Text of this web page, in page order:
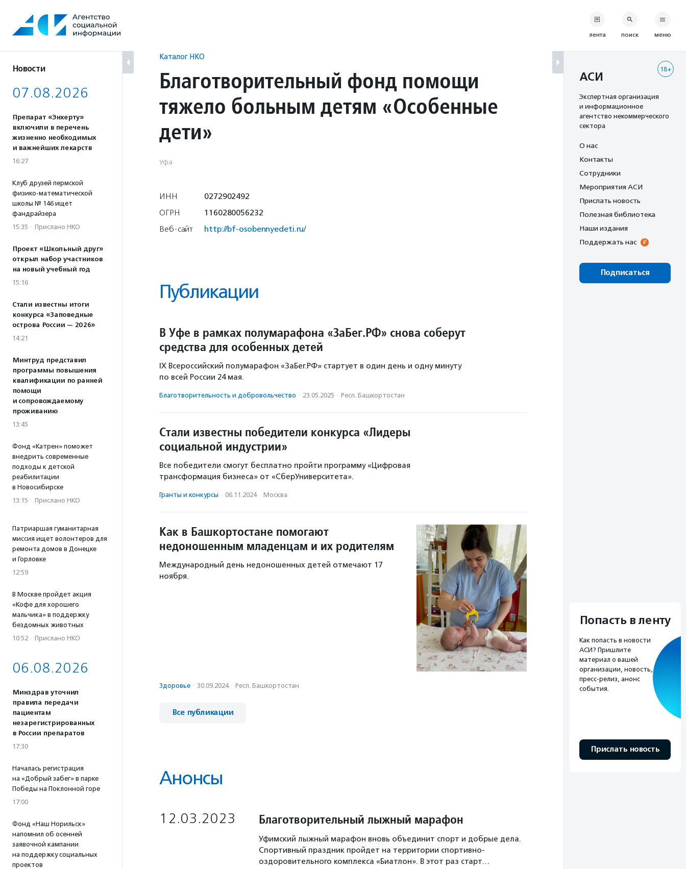
содержанию
Новости
07.08.2026
Препарат «Энхерту»
включили в перечень
жизненно необходимых
и важнейших лекарств
16:27
Клуб друзей пермской
физико-математической
школы № 146 ищет
фандрайзера
15:35 · Прислано НКО
Проект «Школьный друг»
открыл набор участников
на новый учебный год
15:16
Стали известны итоги
конкурса «Заповедные
острова России — 2026»
14:21
Минтруд представил
программы повышения
квалификации по ранней
помощи
и сопровождаемому
проживанию
13:45
Фонд «Катрен» поможет
внедрить современные
подходы к детской
реабилитации
в Новосибирске
13:15 · Прислано НКО
Патриаршая гуманитарная
миссия ищет волонтеров для
ремонта домов в Донецке
и Горловке
12:59
В Москве пройдет акция
«Кофе для хорошего
мальчика» в поддержку
бездомных животных
10:52 · Прислано НКО
06.08.2026
Минздрав уточнил
правила передачи
пациентам
незарегистрированных
в России препаратов
17:30
Началась регистрация
на «Добрый забег» в парке
Победы на Поклонной горе
17:00
Фонд «Наш Норильск»
напомнил об осенней
заявочной кампании
на поддержку социальных
проектов
Каталог НКО
Благотворительный фонд помощи
тяжело больным детям «Особенные
дети»
Уфа
ИНН
0272902492
ОГРН
1160280056232
Веб-сайт
http://bf-osobennyedeti.ru/
Публикации
В Уфе в рамках полумарафона «ЗаБег.РФ» снова соберут
средства для особенных детей
IX Всероссийский полумарафон «ЗаБег.РФ» стартует в один день и одну минуту
по всей России 24 мая.
Благотвори­тель­ность и доброволь­чест­во · 23.05.2025 · Респ. Башкортостан
Стали известны победители конкурса «Лидеры
социальной индустрии»
Все победители смогут бесплатно пройти программу «Цифровая
трансформация бизнеса» от «СберУниверситета».
Гранты и конкурсы · 06.11.2024 · Москва
Как в Башкортостане помогают
недоношенным младенцам и их родителям
Международный день недоношенных детей отмечают 17
ноября.
Здоровье · 30.09.2024 · Респ. Башкортостан
Все публикации
Анонсы
12.03.2023 Благотворительный лыжный марафон
Уфимский лыжный марафон вновь объединит спорт и добрые дела.
Спортивный праздник пройдет на территории спортивно-
оздоровительного комплекса «Биатлон». В этот раз старт…
лента поиск меню
18+
АСИ
Экспертная организация
и информационное
агентство некоммерческого
сектора
О нас
Контакты
Сотрудники
Мероприятия АСИ
Прислать новость
Полезная библиотека
Наши издания
Поддержать нас
Подписаться
Попасть в ленту
Как попасть в новости
АСИ? Пришлите
материал о вашей
организации, новость,
пресс-релиз, анонс
события.
Прислать новость